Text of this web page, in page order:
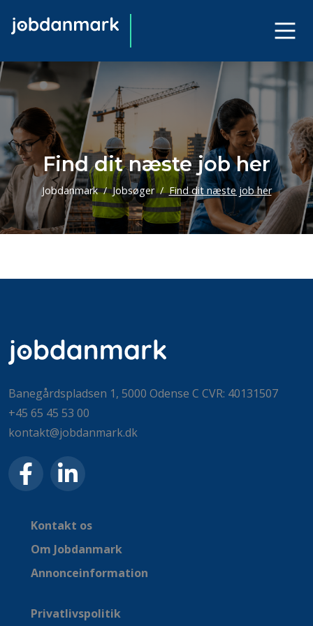
Find dit næste job her
Jobdanmark Jobsøger Find dit næste job her
Banegårdspladsen 1, 5000 Odense C CVR: 40131507
+45 65 45 53 00
kontakt@jobdanmark.dk
Kontakt os
Om Jobdanmark
Annonceinformation
Privatlivspolitik